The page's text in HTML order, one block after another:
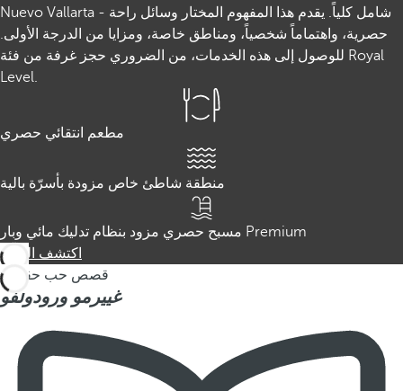
Nuevo Vallarta - شامل كلياً. يقدم هذا المفهوم المختار وسائل راحة
حصرية، واهتماماً شخصياً، ومناطق خاصة، ومزايا من الدرجة الأولى.
للوصول إلى هذه الخدمات، من الضروري حجز غرفة من فئة Royal
Level.
مطعم انتقائي حصري
منطقة شاطئ خاص مزودة بأسرّة بالية
مسبح حصري مزود بنظام تدليك مائي وبار Premium
اكتشف المزيد
قصص حب حقيقية
غييرمو ورودولفو